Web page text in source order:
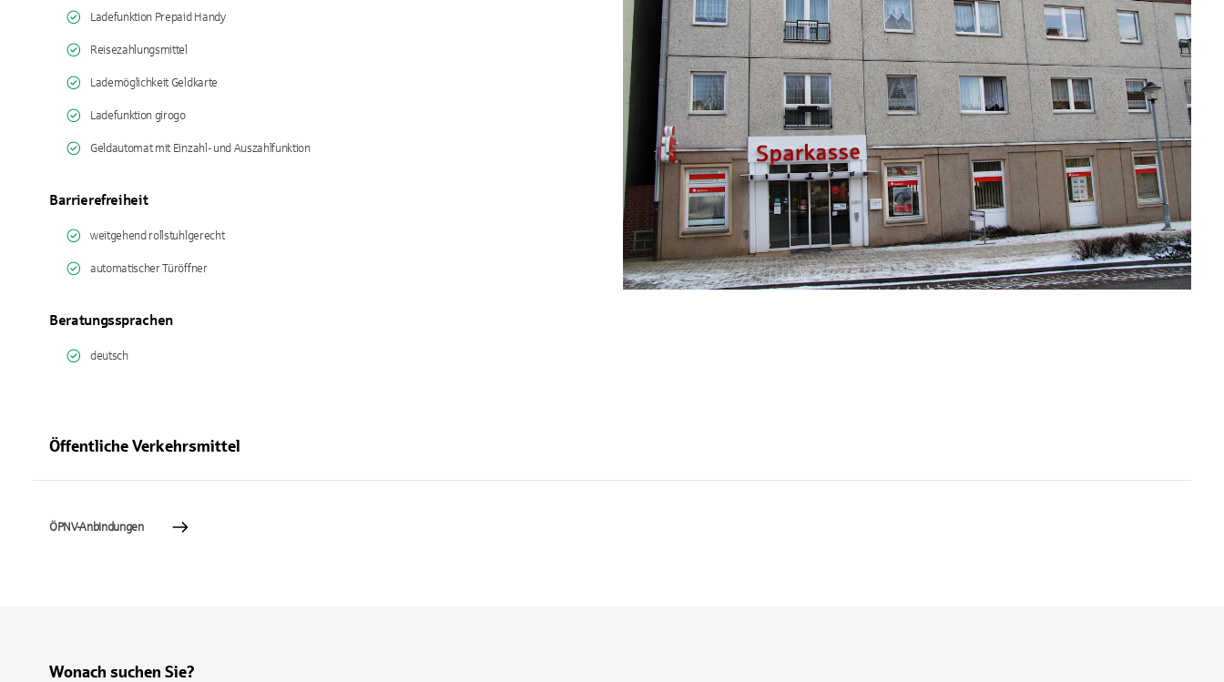
Ladefunktion Prepaid Handy
Reisezahlungsmittel
Lademöglichkeit Geldkarte
Ladefunktion girogo
Geldautomat mit Einzahl- und Auszahlfunktion
Barrierefreiheit
weitgehend rollstuhlgerecht
automatischer Türöffner
Beratungssprachen
deutsch
Öffentliche Verkehrsmittel
ÖPNV-Anbindungen
Wonach suchen Sie?